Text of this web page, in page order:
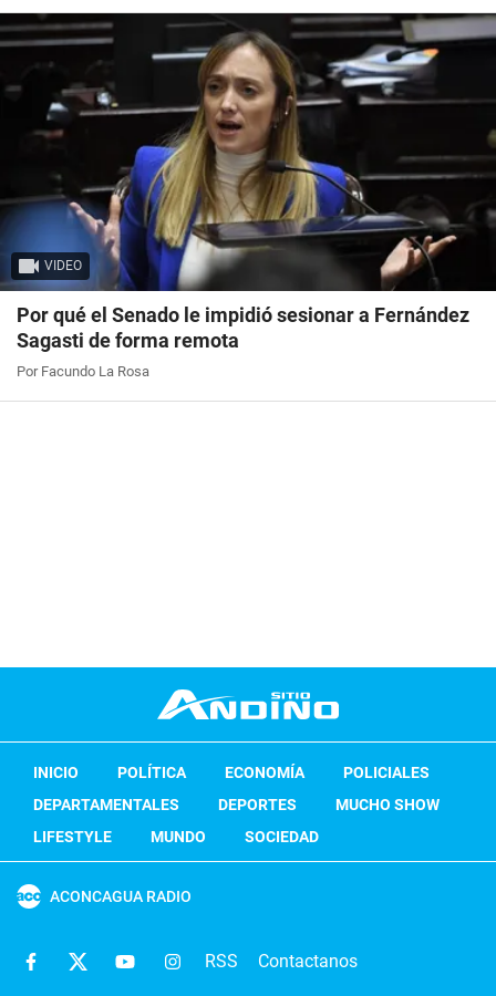
VIDEO
Por qué el Senado le impidió sesionar a Fernández
Sagasti de forma remota
Por Facundo La Rosa
INICIO POLÍTICA ECONOMÍA
POLICIALES
DEPARTAMENTALES
DEPORTES
MUCHO SHOW
LIFESTYLE
MUNDO SOCIEDAD
ACONCAGUA RADIO
RSS Contactanos